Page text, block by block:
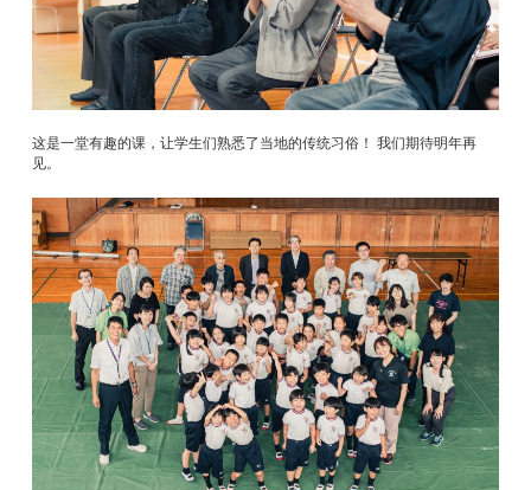
这是一堂有趣的课，让学生们熟悉了当地的传统习俗！ 我们期待明年再
见。